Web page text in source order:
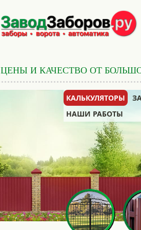
ЦЕНЫ И КАЧЕСТВО ОТ
КАЛЬКУЛЯТОРЫ
НАШИ РАБОТЫ